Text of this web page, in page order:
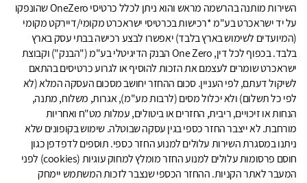
השירות מותנה בהרשמה מראש והוא ניתן לכלל כרטיסי OneZero שהונפקו
על יד ישראכרט בע"מ *רכישות בכרטיסי ישראכרט מקומי/דיירקט מקומי
(המיועדים לשימוש בארץ בלבד) יאפשרו לבצע רכישה בבתי עסק בארץ
בלבד. בכפוף לכל דין, One Zero הבנק הדיגיטלי בע"מ ("הבנק") וקבוצת
ישראכרט שומרים לעצמם את הזכות להוסיף או לגרוע כרטיסים בהתאם
לשיקול דעתם, לפי העניין. סכום ההחזר יחושב מסכום העסקה המלא (לא
לפי כל תשלום) ולא יכלול מסים (לרבות מע"מ), אגרות, משלוח, מתנה,
הנחות או זיכויים, ריבית, החזרים או ביטולים, עמלות מט"ח ואחריות
מורחבת. לא ייצבר החזר כספי בגין עסקה שבוטלה. שימוש בקופונים שלא
ניתנו במסגרת השירות עלולים למנוע החזר כספי. תוספים לדפדפן כגון
חוסם פרסומות עלולים למנוע החזר מומלץ למחוק עוגיות (cookies) לפני
המעבר לאתר הקניות. ההחזר הכספי שנצבר לזכות המשתמש יימחק